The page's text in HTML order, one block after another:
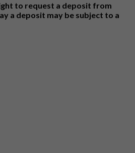
to request a deposit from
a deposit may be subject to a